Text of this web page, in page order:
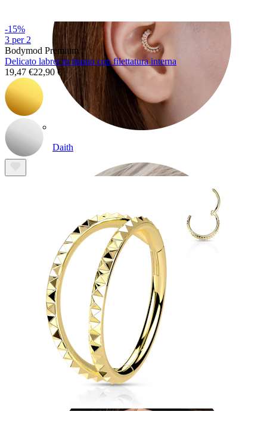
Daith
Industrial
-15%
3 per 2
Bodymod Premium
Delicato labret in titanio con filettatura interna
19,47 €22,90 €